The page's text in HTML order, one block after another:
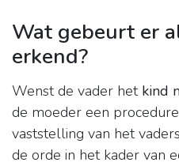
Wat gebeurt er
erkend?
Wenst de vader het kind
de moeder een
vaststelling van het
de orde in het kader van